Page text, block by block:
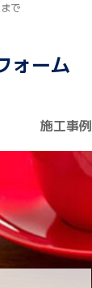
で
ォーム
施工事例